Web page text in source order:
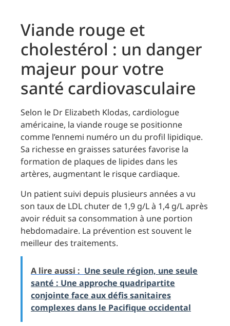
Viande rouge et
cholestérol : un danger
majeur pour votre
santé cardiovasculaire
Selon le Dr Elizabeth Klodas, cardiologue
américaine, la viande rouge se positionne
comme l’ennemi numéro un du profil lipidique.
Sa richesse en graisses saturées favorise la
formation de plaques de lipides dans les
artères, augmentant le risque cardiaque.
Un patient suivi depuis plusieurs années a vu
son taux de LDL chuter de 1,9 g/L à 1,4 g/L après
avoir réduit sa consommation à une portion
hebdomadaire. La prévention est souvent le
meilleur des traitements.
A lire aussi : Une seule région, une seule
santé : Une approche quadripartite
conjointe face aux défis sanitaires
complexes dans le Pacifique occidental